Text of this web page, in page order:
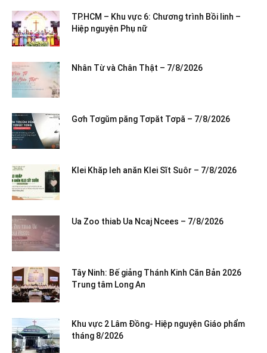
TP.HCM – Khu vực 6: Chương trình Bồi linh –
Hiệp nguyện Phụ nữ
Nhân Từ và Chân Thật – 7/8/2026
Gơh Tơgŭm păng Tơpăt Tơpă – 7/8/2026
Klei Khăp leh anăn Klei Sĭt Suôr – 7/8/2026
Ua Zoo thiab Ua Ncaj Ncees – 7/8/2026
Tây Ninh: Bế giảng Thánh Kinh Căn Bản 2026
Trung tâm Long An
Khu vực 2 Lâm Đồng- Hiệp nguyện Giáo phẩm
tháng 8/2026